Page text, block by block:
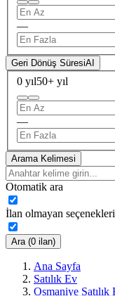
—
Geri Dönüş SüresiAI
0 yıl50+ yıl
—
Arama Kelimesi
Otomatik ara
İlan olmayan
Ara (0 ilan)
Ana Sayfa
Satılık Ev
Osmaniye Satılık